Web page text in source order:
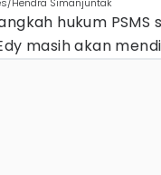
hukum
Edy masih akan